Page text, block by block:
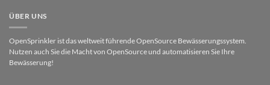
ÜBER UNS
OpenSprinkler ist das weltweit führende OpenSource Bewässerungssystem.
Nutzen auch Sie die Macht von OpenSource und automatisieren Sie Ihre
Bewässerung!